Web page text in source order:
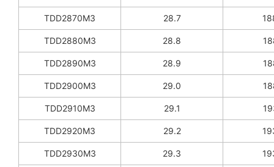
TDD2870M3 28.7
TDD2880M3 28.8
TDD2890M3 28.9
TDD2900M3 29.0
TDD2910M3 29.1
TDD2920M3 29.2
TDD2930M3 29.3